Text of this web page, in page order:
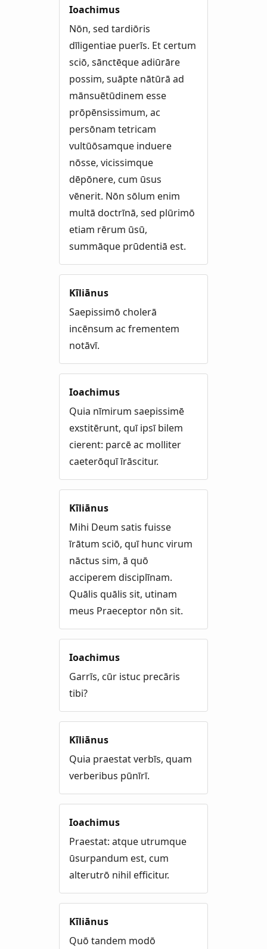
Ioachimus
Nōn, sed tardiōris
dīligentiae puerīs. Et certum
sciō, sānctēque adiūrāre
possim, suāpte nātūrā ad
mānsuētūdinem esse
prōpēnsissimum, ac
persōnam tetricam
vultūōsamque induere
nōsse, vicissimque
dēpōnere, cum ūsus
vēnerit. Nōn sōlum enim
multā doctrīnā, sed plūrimō
etiam rērum ūsū,
summāque prūdentiā est.
Kīliānus
Saepissimō cholerā
incēnsum ac frementem
notāvī.
Ioachimus
Quia nīmirum saepissimē
exstitērunt, quī ipsī bilem
cierent: parcē ac molliter
caeterōquī īrāscitur.
Kīliānus
Mihi Deum satis fuisse
īrātum sciō, quī hunc virum
nāctus sim, ā quō
acciperem disciplīnam.
Quālis quālis sit, utinam
meus Praeceptor nōn sit.
Ioachimus
Garrīs, cūr istuc precāris
tibi?
Kīliānus
Quia praestat verbīs, quam
verberibus pūnīrī.
Ioachimus
Praestat: atque utrumque
ūsurpandum est, cum
alterutrō nihil efficitur.
Kīliānus
Quō tandem modō